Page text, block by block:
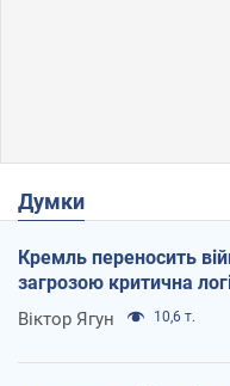
Думки
Кремль переносить
загрозою критична
Віктор Ягун 10,6 т.